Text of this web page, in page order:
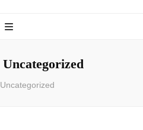
Uncategorized
Uncategorized